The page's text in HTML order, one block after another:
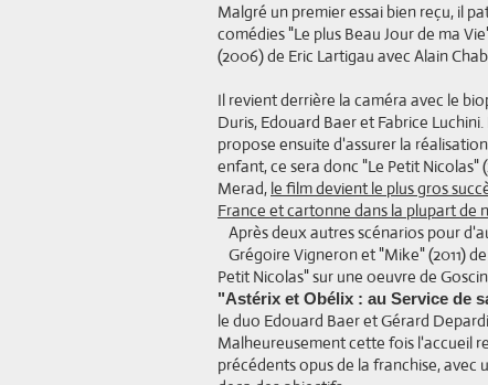
Malgré un premier essai bien reçu, il
comédies "Le plus Beau Jour de ma
(2006) de Eric Lartigau avec Alain
Il revient derrière la caméra avec le
Duris, Edouard Baer et Fabrice
propose ensuite d'assurer la
enfant, ce sera donc "Le Petit Nicolas"
Merad, le film devient le plus gros
France et cartonne dans la plupart de
Après deux autres scénarios pour
Grégoire Vigneron et "Mike" (2011)
Petit Nicolas" sur une oeuvre de
"Astérix et Obélix : au Service de
le duo Edouard Baer et Gérard
Malheureusement cette fois l'accueil
précédents opus de la franchise,